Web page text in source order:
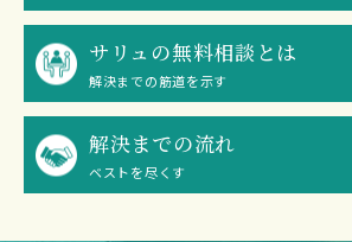
サリュの無料相談とは
解決までの筋道を示す
解決までの流れ
ベストを尽くす